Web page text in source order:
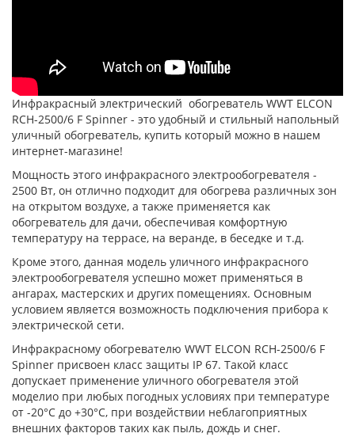
Инфракрасный электрический обогреватель WWT ELCON
RCH-2500/6 F Spinner - это удобный и стильный напольный
уличный обогреватель, купить который можно в нашем
интернет-магазине!
Мощность этого инфракрасного электрообогревателя -
2500 Вт, он отлично подходит для обогрева различных зон
на открытом воздухе, а также применяется как
обогреватель для дачи, обеспечивая комфортную
температуру на террасе, на веранде, в беседке и т.д.
Кроме этого, данная модель уличного инфракрасного
электрообогревателя успешно может применяться в
ангарах, мастерских и других помещениях. Основным
условием является возможность подключения прибора к
электрической сети.
Инфракрасному обогревателю WWT ELCON RCH-2500/6 F
Spinner присвоен класс защиты IP 67. Такой класс
допускает применение уличного обогревателя этой
моделио при любых погодных условиях при температуре
от -20°C до +30°C, при воздействии неблагоприятных
внешних факторов таких как пыль, дождь и снег.